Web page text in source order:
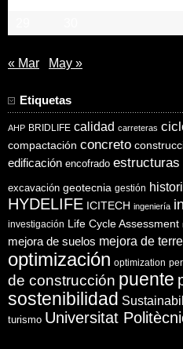
« Mar May »
Etiquetas
AHP BRIDLIFE calidad carreteras
compactación concreto
edificación encofrado estructuras
excavación geotecnia gestión
HYDELIFE ICITECH ingeniería
investigación Life Cycle Assessment
mejora de suelos mejora de
optimización optimization
de construcción puente
sostenibilidad
turismo Universitat